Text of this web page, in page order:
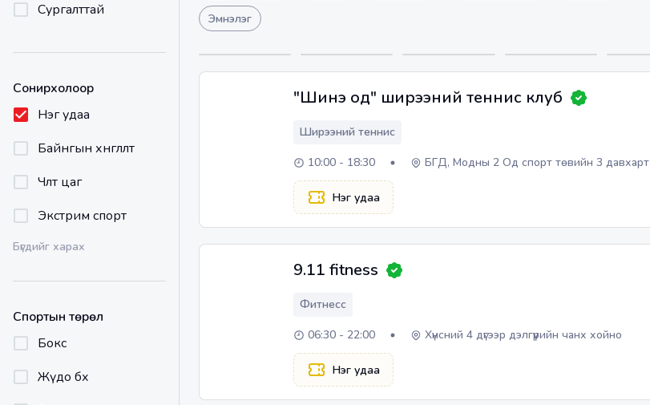
Сургалттай
Сонирхолоор
Нэг удаа
Байнгын хөнгөлөлт
Чөлөөт цаг
Экстрим спорт
Бүгдийг харах
Спортын төрөл
Бокс
Жүдо бөх
Эмнэлэг
"Шинэ од" ширээний теннис клуб
Ширээний теннис
10:00 - 18:30
БГД, Модны 2 Од спорт төвийн 3 давхарт
Нэг удаа
9.11 fitness
Фитнесс
06:30 - 22:00
Хүнсний 4 дүгээр дэлгүүрийн чанх хойно
Нэг удаа